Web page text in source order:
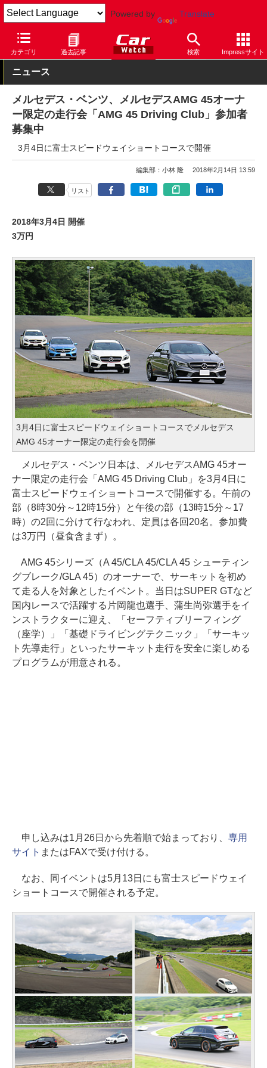
Powered by Translate
カテゴリ 過去記事 検索 Impressサイト
Car Watch 自動車 メルセデス・ベンツ AMG
ニュース
メルセデス・ベンツ、メルセデスAMG 45オーナ
ー限定の走行会「AMG 45 Driving Club」参加者
募集中
3月4日に富士スピードウェイショートコースで開催
編集部：小林 隆 2018年2月14日 13:59
リスト
2018年3月4日 開催
3万円
3月4日に富士スピードウェイショートコースでメルセデス
AMG 45オーナー限定の走行会を開催
メルセデス・ベンツ日本は、メルセデスAMG 45オー
ナー限定の走行会「AMG 45 Driving Club」を3月4日に
富士スピードウェイショートコースで開催する。午前の
部（8時30分～12時15分）と午後の部（13時15分～17
時）の2回に分けて行なわれ、定員は各回20名。参加費
は3万円（昼食含まず）。
AMG 45シリーズ（A 45/CLA 45/CLA 45 シューティン
グブレーク/GLA 45）のオーナーで、サーキットを初め
て走る人を対象としたイベント。当日はSUPER GTなど
国内レースで活躍する片岡龍也選手、蒲生尚弥選手をイ
ンストラクターに迎え、「セーフティブリーフィング
（座学）」「基礎ドライビングテクニック」「サーキッ
ト先導走行」といったサーキット走行を安全に楽しめる
プログラムが用意される。
申し込みは1月26日から先着順で始まっており、 専用
サイト またはFAXで受け付ける。
なお、同イベントは5月13日にも富士スピードウェイ
ショートコースで開催される予定。